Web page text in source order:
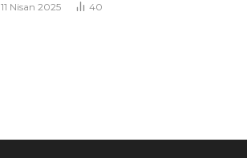
11 Nisan 2025 40